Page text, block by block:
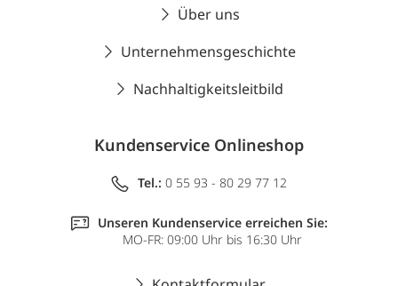
Über uns
Unternehmensgeschichte
Nachhaltigkeitsleitbild
Kundenservice Onlineshop
Tel.: 0 55 93 - 80 29 77 12
Unseren Kundenservice erreichen Sie:
MO-FR: 09:00 Uhr bis 16:30 Uhr